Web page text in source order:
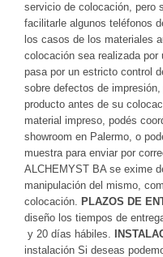
servicio de colocación, pero
facilitarle algunos teléfonos
los casos de los materiales
colocación sea realizada por
pasa por un estricto control
sobre defectos de
producto antes de su
material impreso, podés
showroom en Palermo, o
muestra para enviar por
ALCHEMYST BA se exime
manipulación del mismo,
colocación. PLAZOS DE
diseño los tiempos de
y 20 días hábiles.
instalación Si deseas